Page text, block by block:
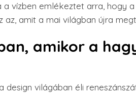
vízben emlékeztet arra, hogy
amit a mai világban újra
amikor a
világában éli